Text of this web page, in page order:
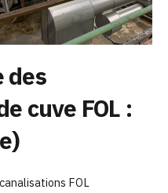
des
cuve FOL :
FOL